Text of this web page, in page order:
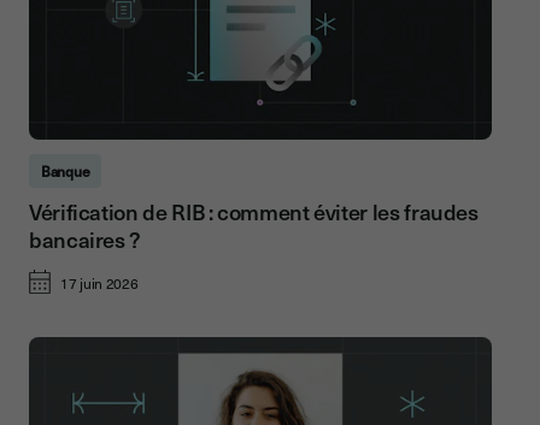
Banque
Vérification de RIB : comment éviter les fraudes
bancaires ?
17 juin 2026